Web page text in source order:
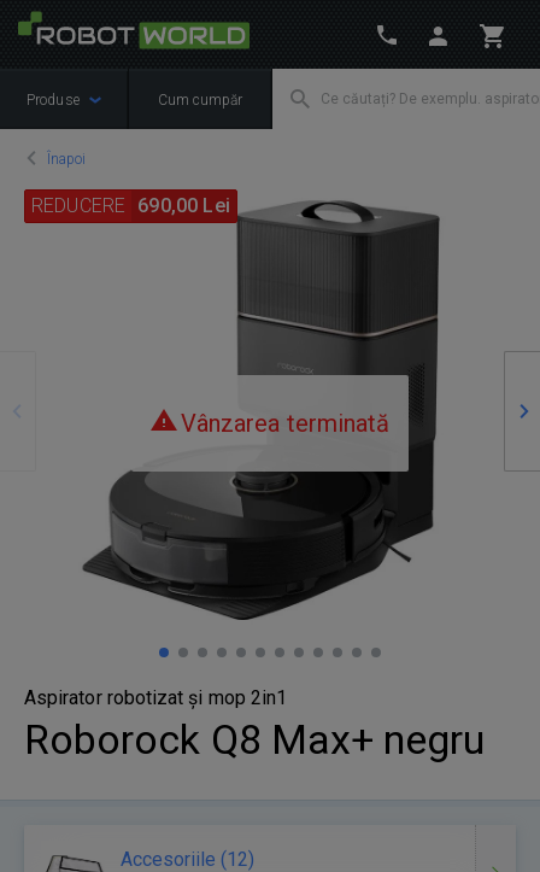
Produse Cum cumpăr
Înapoi
Vânzarea terminată
REDUCERE 690,00 Lei
Aspirator robotizat și mop 2in1
Roborock Q8 Max+ negru
Accesoriile (12)